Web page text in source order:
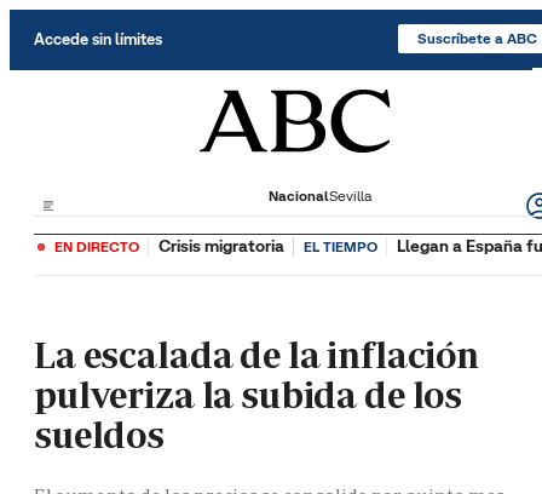
Accede sin límites Suscríbete a ABC
NacionalSevilla
EN DIRECTO Crisis migratoria EL TIEMPO Llegan a España
La escalada de la inflación
pulveriza la subida de los
sueldos